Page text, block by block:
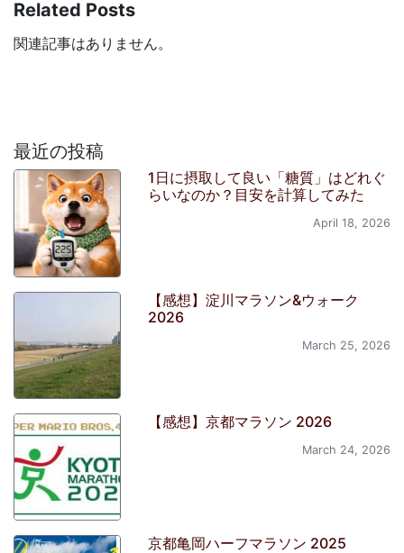
Related Posts
関連記事はありません。
最近の投稿
1日に摂取して良い「糖質」はどれぐ
らいなのか？目安を計算してみた
April 18, 2026
【感想】淀川マラソン&ウォーク
2026
March 25, 2026
【感想】京都マラソン 2026
March 24, 2026
京都亀岡ハーフマラソン 2025